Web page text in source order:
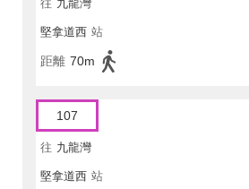
往 九龍灣
堅拿道西 站
距離 70m
107
往 九龍灣
堅拿道西 站